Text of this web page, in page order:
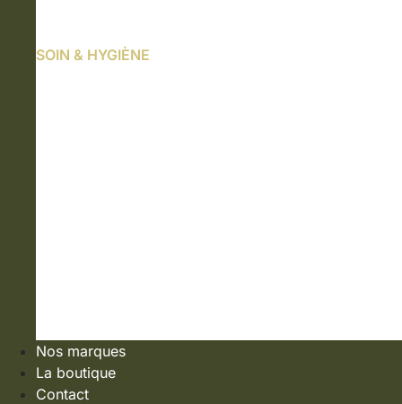
SOIN & HYGIÈNE
Nos marques
La boutique
Contact